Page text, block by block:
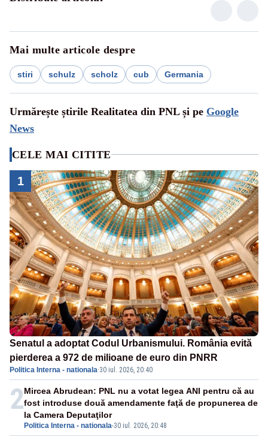
Mai multe articole despre
stiri schulz scholz cub Germania
Urmărește știrile Realitatea din PNL și pe Google
News
CELE MAI CITITE
1
Senatul a adoptat Codul Urbanismului. România evită
pierderea a 972 de milioane de euro din PNRR
Politica Interna - nationala·30 iul. 2026, 20:40
2
Politica Interna - nationala-30 iul. 2026, 20:48
Mircea Abrudean: PNL nu a votat legea ANI pentru că au
fost introduse două amendamente faţă de propunerea de
la Camera Deputaţilor